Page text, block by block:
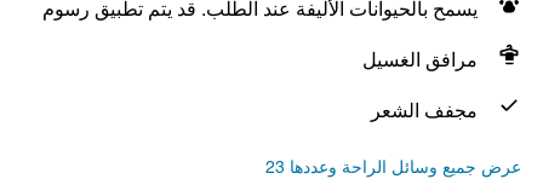
يسمح بالحيوانات الأليفة عند الطلب. قد يتم تطبيق رسوم
مرافق الغسيل
مجفف الشعر
عرض جميع وسائل الراحة وعددها 23